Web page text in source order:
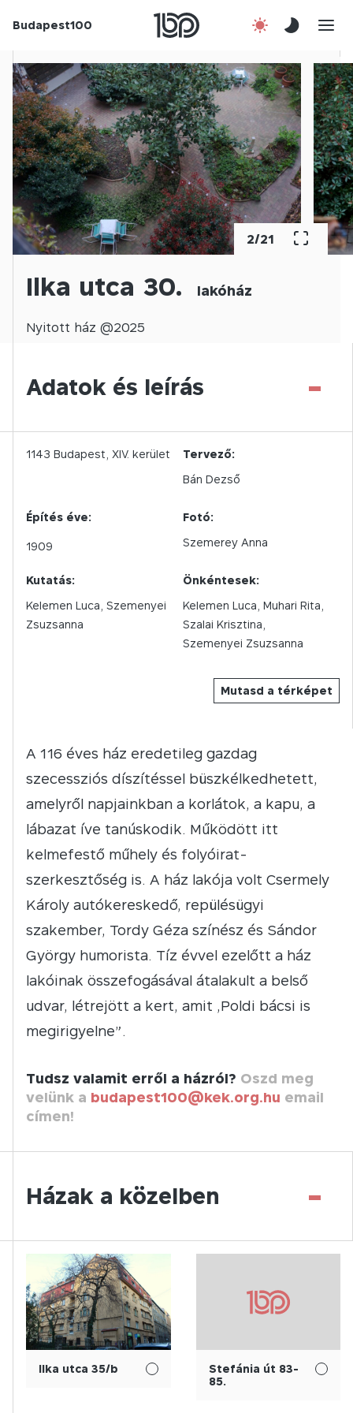
Budapest100
Csatlakozz!
Kapcsolat
En
2/21
Ilka utca 30. lakóház
Nyitott ház @2025
Adatok és leírás -
Mutasd a térképet
1143 Budapest, XIV. kerület
Tervező:
Bán Dezső
Építés éve:
1909
Fotó:
Szemerey Anna
Kutatás:
Kelemen Luca, Szemenyei
Zsuzsanna
Önkéntesek:
Kelemen Luca, Muhari Rita,
Szalai Krisztina,
Szemenyei Zsuzsanna
A 116 éves ház eredetileg gazdag
szecessziós díszítéssel büszkélkedhetett,
amelyről napjainkban a korlátok, a kapu, a
lábazat íve tanúskodik. Működött itt
kelmefestő műhely és folyóirat-
szerkesztőség is. A ház lakója volt Csermely
Károly autókereskedő, repülésügyi
szakember, Tordy Géza színész és Sándor
György humorista. Tíz évvel ezelőtt a ház
lakóinak összefogásával átalakult a belső
udvar, létrejött a kert, amit „Poldi bácsi is
megirigyelne”.
Tudsz valamit erről a házról? Oszd meg
velünk a budapest100@kek.org.hu email
címen!
Házak a közelben -
Ilka utca 35/b
Stefánia út 83-
85.